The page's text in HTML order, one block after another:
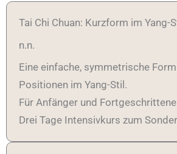
Tai Chi Chuan: Kurzform im Yang-
n.n.
Eine einfache, symmetrische
Positionen im Yang-Stil.
Für Anfänger und
Drei Tage Intensivkurs zum